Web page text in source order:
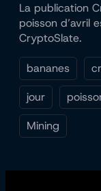
La publication
poisson d’avril
CryptoSlate.
bananes
jour
Mining